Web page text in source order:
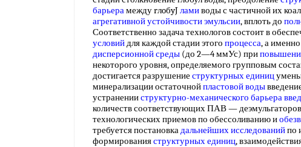
барьерамежду rлoбyJламиводы с частичной их
агрегативной устойчивости эмульсии, вплоть до
Соответственно задача технологов состоит в
условийдля каждой стадии этого процесса, а
дисперсионной среды (до 2—4 ммУс) при
некоторого уровня, определяемого групповым
достигается разрушение структурных единиц
минерализации остаточнойпластовой воды
устраненииструктурно-механического барьера
количеств соответствующих ПАВ —
технологических приемов по обессоливанию и
требуется постановкадальнейших исследованийпо
формированияструктурных единиц,